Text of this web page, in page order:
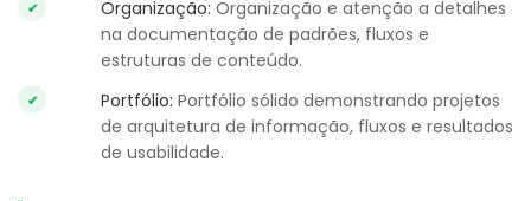
Organização: Organização e atenção a detalhes
na documentação de padrões, fluxos e
estruturas de conteúdo.
Portfólio: Portfólio sólido demonstrando projetos
de arquitetura de informação, fluxos e resultados
de usabilidade.